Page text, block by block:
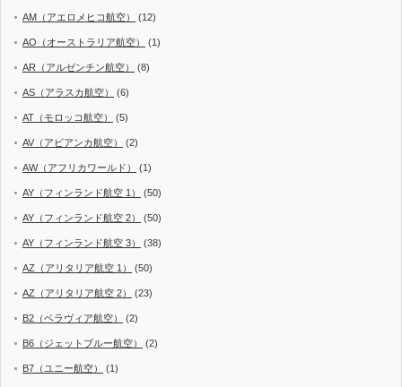
AM（アエロメヒコ航空） (12)
AO（オーストラリア航空） (1)
AR（アルゼンチン航空） (8)
AS（アラスカ航空） (6)
AT（モロッコ航空） (5)
AV（アビアンカ航空） (2)
AW（アフリカワールド） (1)
AY（フィンランド航空 1） (50)
AY（フィンランド航空 2） (50)
AY（フィンランド航空 3） (38)
AZ（アリタリア航空 1） (50)
AZ（アリタリア航空 2） (23)
B2（ベラヴィア航空） (2)
B6（ジェットブルー航空） (2)
B7（ユニー航空） (1)